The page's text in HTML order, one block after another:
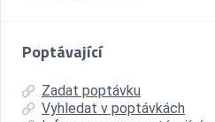
Poptávající
Zadat poptávku
Vyhledat v poptávkách